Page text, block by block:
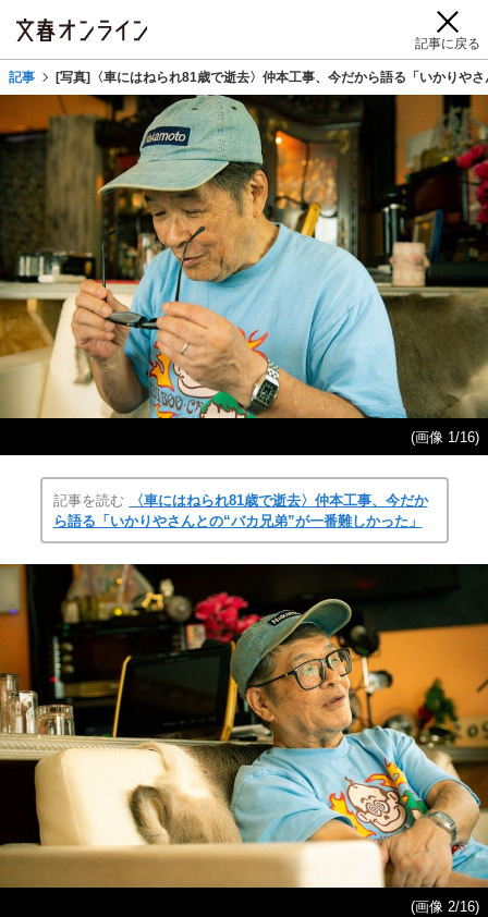
記事に戻る
記事 [写真]〈車にはねられ81歳で逝去〉仲本工事、今だから語る「いかりや
(画像 1/16)
記事を読む
〈車にはねられ81歳で逝去〉仲本工事、今だか
ら語る「いかりやさんとの“バカ兄弟”が一番難しかった」
(画像 2/16)